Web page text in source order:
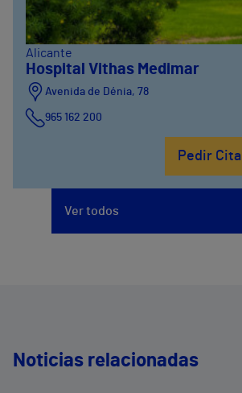
Alicante
Hospital Vithas Medimar
Avenida de Dénia, 78
965 162 200
Pedir Cita
Ver todos
Noticias relacionadas